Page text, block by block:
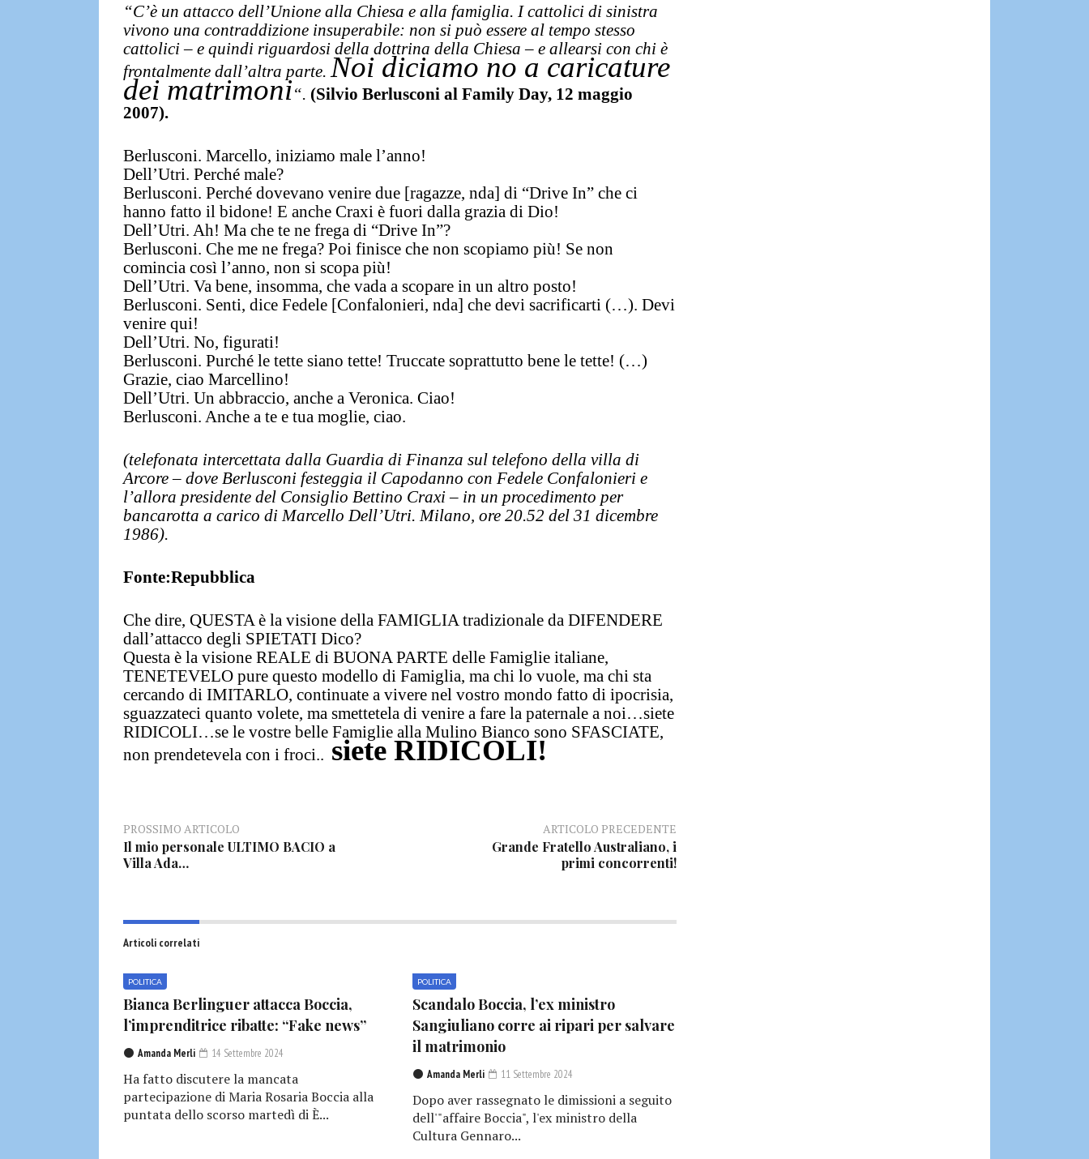
“C’è un attacco dell’Unione alla Chiesa e alla famiglia. I cattolici di sinistra
vivono una contraddizione insuperabile: non si può essere al tempo stesso
cattolici – e quindi riguardosi della dottrina della Chiesa – e allearsi con chi è
frontalmente dall’altra parte. Noi diciamo no a caricature
dei matrimoni“. (Silvio Berlusconi al Family Day, 12 maggio
2007).
Berlusconi. Marcello, iniziamo male l’anno!
Dell’Utri. Perché male?
Berlusconi. Perché dovevano venire due [ragazze, nda] di “Drive In” che ci
hanno fatto il bidone! E anche Craxi è fuori dalla grazia di Dio!
Dell’Utri. Ah! Ma che te ne frega di “Drive In”?
Berlusconi. Che me ne frega? Poi finisce che non scopiamo più! Se non
comincia così l’anno, non si scopa più!
Dell’Utri. Va bene, insomma, che vada a scopare in un altro posto!
Berlusconi. Senti, dice Fedele [Confalonieri, nda] che devi sacrificarti (…). Devi
venire qui!
Dell’Utri. No, figurati!
Berlusconi. Purché le tette siano tette! Truccate soprattutto bene le tette! (…)
Grazie, ciao Marcellino!
Dell’Utri. Un abbraccio, anche a Veronica. Ciao!
Berlusconi. Anche a te e tua moglie, ciao.
(telefonata intercettata dalla Guardia di Finanza sul telefono della villa di
Arcore – dove Berlusconi festeggia il Capodanno con Fedele Confalonieri e
l’allora presidente del Consiglio Bettino Craxi – in un procedimento per
bancarotta a carico di Marcello Dell’Utri. Milano, ore 20.52 del 31 dicembre
1986).
Fonte:Repubblica
Che dire, QUESTA è la visione della FAMIGLIA tradizionale da DIFENDERE
dall’attacco degli SPIETATI Dico?
Questa è la visione REALE di BUONA PARTE delle Famiglie italiane,
TENETEVELO pure questo modello di Famiglia, ma chi lo vuole, ma chi sta
cercando di IMITARLO, continuate a vivere nel vostro mondo fatto di ipocrisia,
sguazzateci quanto volete, ma smettetela di venire a fare la paternale a noi…siete
RIDICOLI…se le vostre belle Famiglie alla Mulino Bianco sono SFASCIATE,
non prendetevela con i froci.. siete RIDICOLI!
PROSSIMO ARTICOLO
Il mio personale ULTIMO BACIO a
Villa Ada…
ARTICOLO PRECEDENTE
Grande Fratello Australiano, i
primi concorrenti!
Articoli correlati
POLITICA
Bianca Berlinguer attacca Boccia,
l’imprenditrice ribatte: “Fake news”
Amanda Merli 14 Settembre 2024
Ha fatto discutere la mancata
partecipazione di Maria Rosaria Boccia alla
puntata dello scorso martedì di È...
POLITICA
Scandalo Boccia, l’ex ministro
Sangiuliano corre ai ripari per salvare
il matrimonio
Amanda Merli 11 Settembre 2024
Dopo aver rassegnato le dimissioni a seguito
dell'"affaire Boccia", l'ex ministro della
Cultura Gennaro...